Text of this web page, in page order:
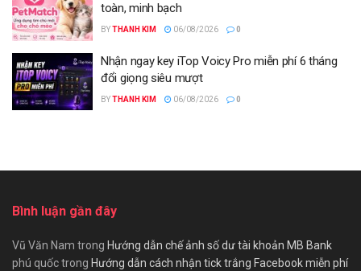
toàn, minh bạch
BYTHANH KIM 06/08/2026 0
Nhận ngay key iTop Voicy Pro miễn phí 6 tháng
đổi giọng siêu mượt
BYTHANH KIM 06/08/2026 0
Bình luận gần đây
Vũ Văn Nam trong Hướng dẫn chế ảnh số dư tài khoản MB Bank
phú quốctrong Hướng dẫn cách nhận tick trắng Facebook miễn phí